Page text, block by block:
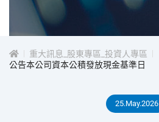
份
有
限
人
專
重大訊息_股東專區_投資人專區
公告本公司資本公積發放現金基準日
25.May.2026